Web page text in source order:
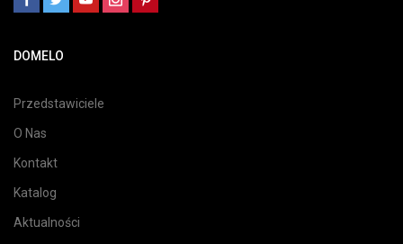
DOMELO
Przedstawiciele
O Nas
Kontakt
Katalog
Aktualności